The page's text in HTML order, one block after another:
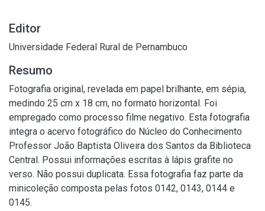
Editor
Universidade Federal Rural de Pernambuco
Resumo
Fotografia original, revelada em papel brilhante, em sépia,
medindo 25 cm x 18 cm, no formato horizontal. Foi
empregado como processo filme negativo. Esta fotografia
integra o acervo fotográfico do Núcleo do Conhecimento
Professor João Baptista Oliveira dos Santos da Biblioteca
Central. Possui informações escritas à lápis grafite no
verso. Não possui duplicata. Essa fotografia faz parte da
minicoleção composta pelas fotos 0142, 0143, 0144 e
0145.